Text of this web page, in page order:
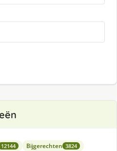
12144 Bijgerechten 3824